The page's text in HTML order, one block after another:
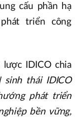
cấu phần hạ
triển công
lược IDICO chia
sinh thái IDICO
phát triển
bền vững,